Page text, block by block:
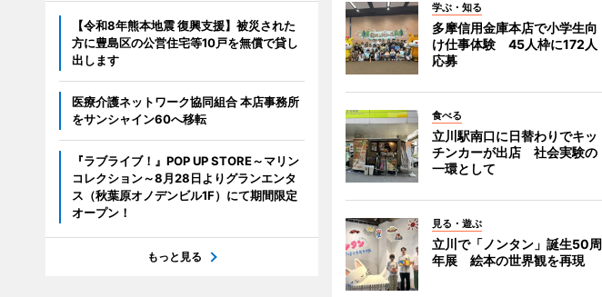
学ぶ・知る
多摩信用金庫本店で小学生向
け仕事体験 45人枠に172人
応募
食べる
立川駅南口に日替わりでキッ
チンカーが出店 社会実験の
一環として
見る・遊ぶ
立川で「ノンタン」誕生50周
年展 絵本の世界観を再現
【令和8年熊本地震 復興支援】被災された
方に豊島区の公営住宅等10戸を無償で貸し
出します
医療介護ネットワーク協同組合 本店事務所
をサンシャイン60へ移転
『ラブライブ！』POP UP STORE～マリン
コレクション～8月28日よりグランエンタ
ス（秋葉原オノデンビル1F）にて期間限定
オープン！
もっと見る